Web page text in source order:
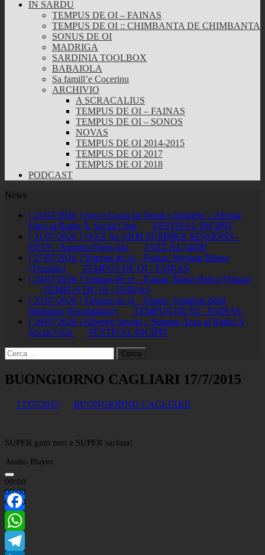
IN SARDU
TEMPUS DE OI – FAINAS
TEMPUS DE OI :: CHIMBANTA DE CHIMBANTA
SONUS DE OI
MADRIGA
SARDINIA TOOLBOX
BABAIOLA
Sa famill’e Cocerinu
ARCHIVIO
A SCRACALIUS
TEMPUS DE OI – FAINAS
TEMPUS DE OI – SONOS
NOVAS
TEMPUS DE OI 2014-2015
TEMPUS DE OI 2017
TEMPUS DE OI 2018
PODCAST
News
[ 21/07/2026 ] Joyce Lussu tra fronti e frontiere :: Alessia
Farci al Radio X Social Club
FESTIVAL INCIPIT
[ 31/07/2026 ] JAZZ ALARM SUMMER SESSIONS –
EP.19 :: Antonio Floris trio
JAZZ ALARM!
[ 27/07/2026 ] Tempus de oi – Fainas: Myriam Mereu
(Terralba)
TEMPUS DE OI - FAINAS
[ 24/07/2026 ] Tempus de oi – Fainas: Maria Barca (Ottana)
TEMPUS DE OI - FAINAS
[ 23/07/2026 ] Tempus de oi – Fainas: Jonathan della
Marianna (Escalaplano)
TEMPUS DE OI - FAINAS
[ 28/07/2026 ] Albergo Savoia :: Simone Azzu al Radio X
Social Club
FESTIVAL INCIPIT
Ricerca
per:
BUONGIORNO CAGLIARI 17/7/2015
17/07/2015 BUONGIORNO CAGLIARI!
SUPER gatti neri e SUPER sarfata!
Audio Player
00:00
00:00
00:00
Facebook
WhatsApp